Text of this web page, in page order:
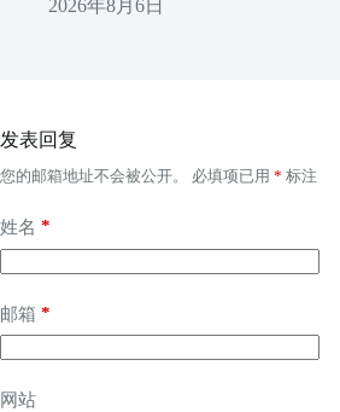
2026年8月6日
发表回复
您的邮箱地址不会被公开。 必填项已用 * 标注
姓名 *
邮箱 *
网站